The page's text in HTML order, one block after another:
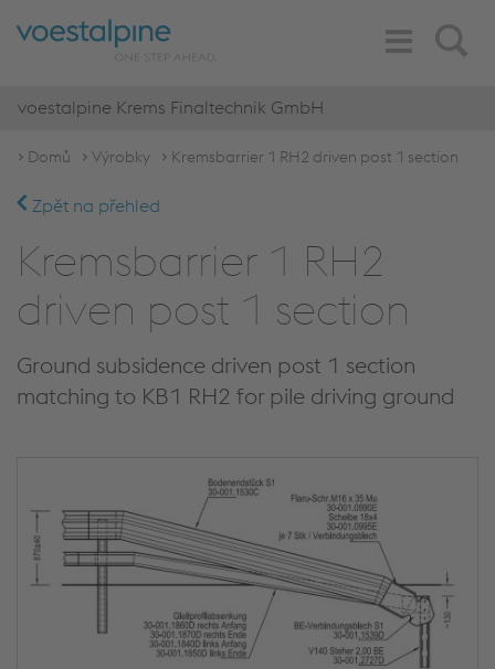
Search
Toggle
Navigation
voestalpine Krems Finaltechnik GmbH
Domů Výrobky Kremsbarrier 1 RH2 driven post 1 section
Zpět na přehled
Kremsbarrier 1 RH2
driven post 1 section
Ground subsidence driven post 1 section
matching to KB1 RH2 for pile driving ground